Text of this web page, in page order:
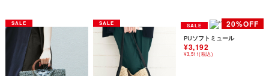
PUソフトミュール
¥3,192
¥3,511(税込)